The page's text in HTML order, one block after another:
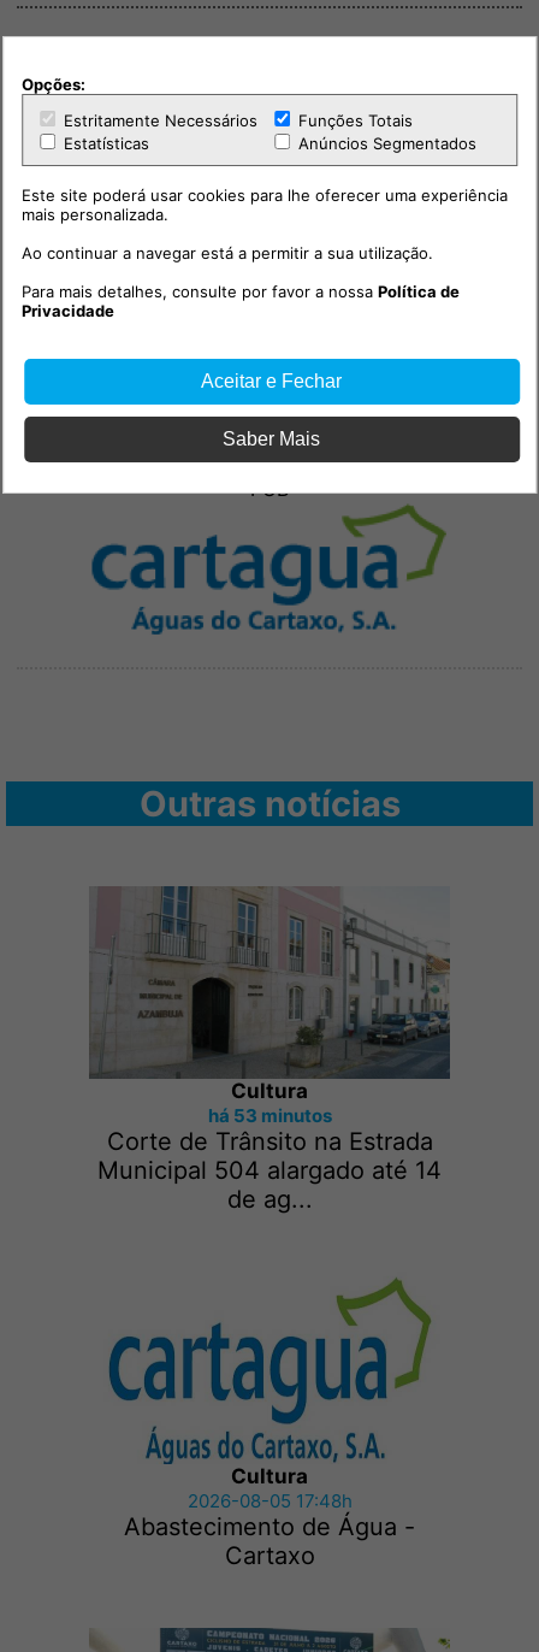
PUB
Outras notícias
Cultura
há 53 minutos
Corte de Trânsito na Estrada
Municipal 504 alargado até 14
de ag...
Cultura
2026-08-05 17:48h
Abastecimento de Água -
Cartaxo
Opções:
Estritamente Necessários
Funções Totais
Estatísticas
Anúncios Segmentados
Este site poderá usar cookies para lhe oferecer uma experiência
mais personalizada.
Ao continuar a navegar está a permitir a sua utilização.
Para mais detalhes, consulte por favor a nossaPolítica de
Privacidade
Aceitar e Fechar
Saber Mais